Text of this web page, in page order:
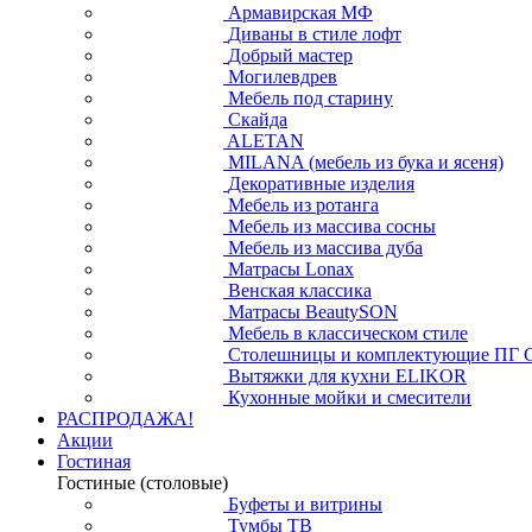
Армавирская МФ
Диваны в стиле лофт
Добрый мастер
Могилевдрев
Мебель под старину
Скайда
ALETAN
MILANA (мебель из бука и ясеня)
Декоративные изделия
Мебель из ротанга
Мебель из массива сосны
Мебель из массива дуба
Матрасы Lonax
Венская классика
Матрасы BeautySON
Мебель в классическом стиле
Столешницы и комплектующие ПГ
Вытяжки для кухни ELIKOR
Кухонные мойки и смесители
РАСПРОДАЖА!
Акции
Гостиная
Гостиные (столовые)
Буфеты и витрины
Тумбы ТВ